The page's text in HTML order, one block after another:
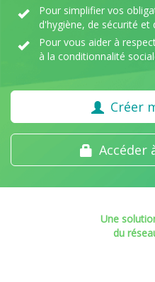
Pour simplifier vos
d'hygiène, de sécurité
Pour vous aider à
à la conditionnalité
Créer
Accéder
Une
du